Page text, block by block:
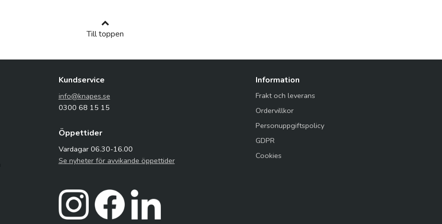
Till toppen
Kundservice
info@knapes.se
0300 68 15 15
Öppettider
Vardagar 06.30-16.00
Se nyheter för avvikande öppettider
Information
Frakt och leverans
Ordervillkor
Personuppgiftspolicy
GDPR
Cookies